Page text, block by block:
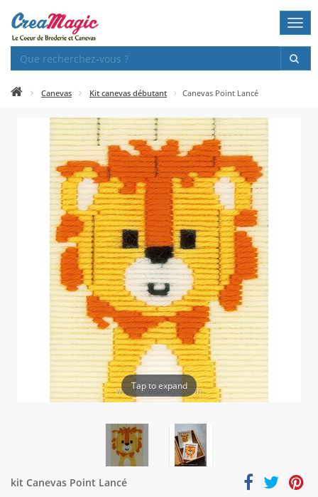
Canevas Kit canevas débutant Canevas Point Lancé
Tap to expand
kit Canevas Point Lancé